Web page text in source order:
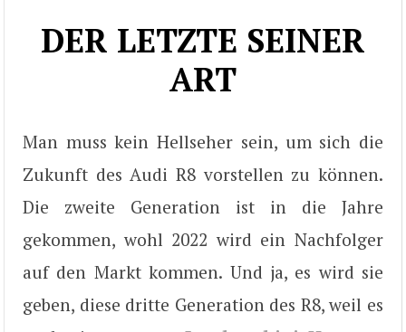
DER LETZTE SEINER
ART
Man muss kein Hellseher sein, um sich die
Zukunft des Audi R8 vorstellen zu können.
Die zweite Generation ist in die Jahre
gekommen, wohl 2022 wird ein Nachfolger
auf den Markt kommen. Und ja, es wird sie
geben, diese dritte Generation des R8, weil es